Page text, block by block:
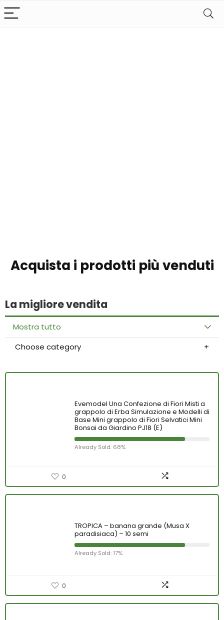
Acquista i prodotti più venduti
La migliore vendita
Mostra tutto
Choose category
Evemodel Una Confezione di Fiori Misti a
grappolo di Erba Simulazione e Modelli di
Base Mini grappolo di Fiori Selvatici Mini
Bonsai da Giardino PJ18 (E)
Already Sold: 68%
0
TROPICA – banana grande (Musa X
paradisiaca) – 10 semi
Already Sold: 17%
0